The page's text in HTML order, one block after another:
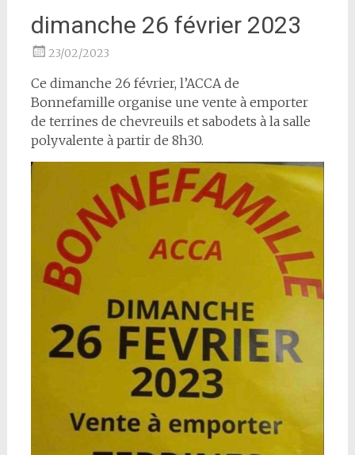
dimanche 26 février 2023
23/02/2023
Ce dimanche 26 février, l’ACCA de
Bonnefamille organise une vente à emporter
de terrines de chevreuils et sabodets à la salle
polyvalente à partir de 8h30.